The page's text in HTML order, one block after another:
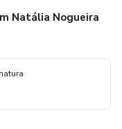
Natália Nogueira